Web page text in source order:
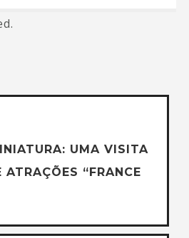
UMA VISITA
ATRAÇÕES “FRANCE